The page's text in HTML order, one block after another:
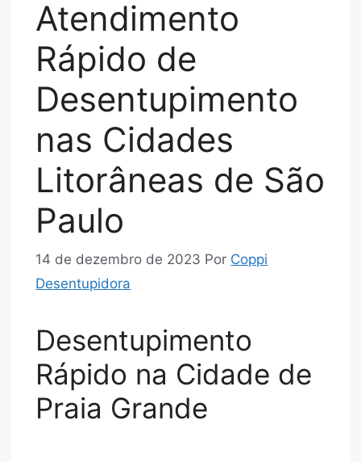
Atendimento
Rápido de
Desentupimento
nas Cidades
Litorâneas de São
Paulo
14 de dezembro de 2023 Por Coppi
Desentupidora
Desentupimento
Rápido na Cidade de
Praia Grande